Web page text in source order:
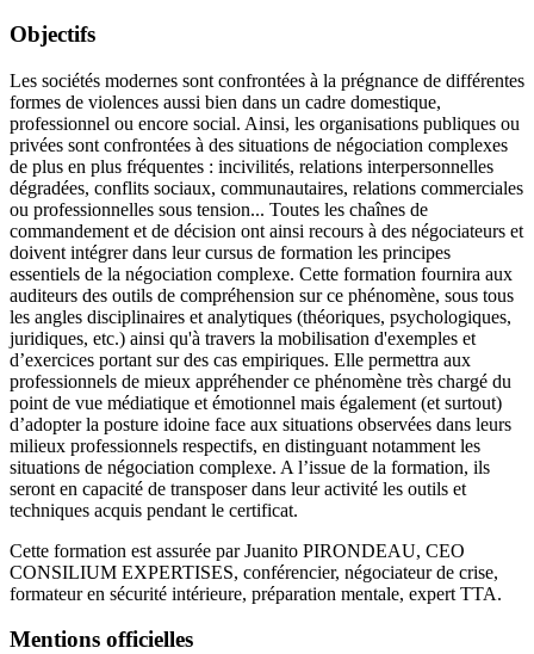
Objectifs
Les sociétés modernes sont confrontées à la prégnance de différentes
formes de violences aussi bien dans un cadre domestique,
professionnel ou encore social. Ainsi, les organisations publiques ou
privées sont confrontées à des situations de négociation complexes
de plus en plus fréquentes : incivilités, relations interpersonnelles
dégradées, conflits sociaux, communautaires, relations commerciales
ou professionnelles sous tension... Toutes les chaînes de
commandement et de décision ont ainsi recours à des négociateurs et
doivent intégrer dans leur cursus de formation les principes
essentiels de la négociation complexe. Cette formation fournira aux
auditeurs des outils de compréhension sur ce phénomène, sous tous
les angles disciplinaires et analytiques (théoriques, psychologiques,
juridiques, etc.) ainsi qu'à travers la mobilisation d'exemples et
d’exercices portant sur des cas empiriques. Elle permettra aux
professionnels de mieux appréhender ce phénomène très chargé du
point de vue médiatique et émotionnel mais également (et surtout)
d’adopter la posture idoine face aux situations observées dans leurs
milieux professionnels respectifs, en distinguant notamment les
situations de négociation complexe. A l’issue de la formation, ils
seront en capacité de transposer dans leur activité les outils et
techniques acquis pendant le certificat.
Cette formation est assurée par Juanito PIRONDEAU, CEO
CONSILIUM EXPERTISES, conférencier, négociateur de crise,
formateur en sécurité intérieure, préparation mentale, expert TTA.
Mentions officielles